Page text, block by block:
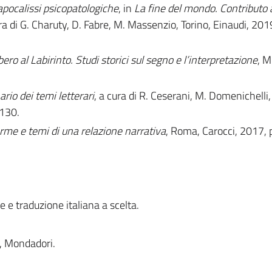
psicopatologiche, in La fine del mondo. Contributo
di G. Charuty, D. Fabre, M. Massenzio, Torino, Einaudi,
al Labirinto. Studi storici sul segno e l’interpretazione,
dei temi letterari, a cura di R. Ceserani, M. Domenichelli,
e temi di una relazione narrativa, Roma, Carocci, 2017,
e traduzione italiana a scelta.
Mondadori.